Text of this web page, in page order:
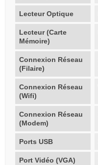
Lecteur Optique
Lecteur (Carte
Mémoire)
Connexion Réseau
(Filaire)
Connexion Réseau
(Wifi)
Connexion Réseau
(Modem)
Ports USB
Port Vidéo (VGA)